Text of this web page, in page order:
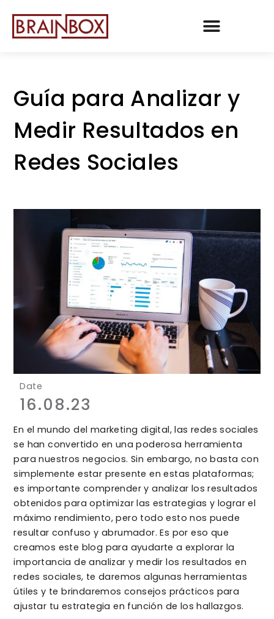
Guía para Analizar y
Medir Resultados en
Redes Sociales
Date
16.08.23
En el mundo del marketing digital, las redes sociales
se han convertido en una poderosa herramienta
para nuestros negocios. Sin embargo, no basta con
simplemente estar presente en estas plataformas;
es importante comprender y analizar los resultados
obtenidos para optimizar las estrategias y lograr el
máximo rendimiento, pero todo esto nos puede
resultar confuso y abrumador. Es por eso que
creamos este blog para ayudarte a explorar la
importancia de analizar y medir los resultados en
redes sociales, te daremos algunas herramientas
útiles y te brindaremos consejos prácticos para
ajustar tu estrategia en función de los hallazgos.